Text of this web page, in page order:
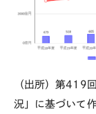
（出所）第419
況」に基づいて